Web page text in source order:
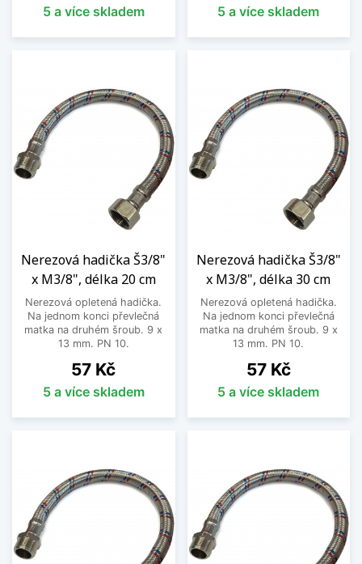
5 a více skladem 5 a více skladem
Nerezová hadička Š3/8"
x M3/8", délka 20 cm
Nerezová opletená hadička.
Na jednom konci převlečná
matka na druhém šroub. 9 x
13 mm. PN 10.
Cena
57 Kč
5 a více skladem
Nerezová hadička Š3/8"
x M3/8", délka 30 cm
Nerezová opletená hadička.
Na jednom konci převlečná
matka na druhém šroub. 9 x
13 mm. PN 10.
Cena
57 Kč
5 a více skladem